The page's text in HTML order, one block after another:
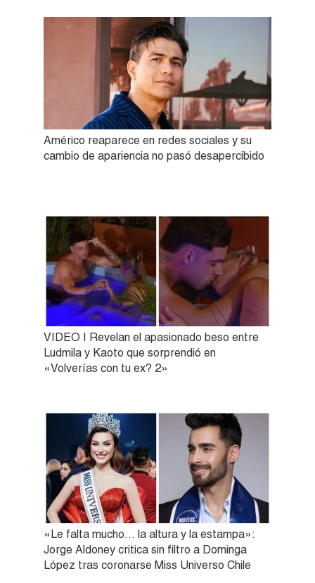
Américo reaparece en redes sociales y su
cambio de apariencia no pasó desapercibido
VIDEO | Revelan el apasionado beso entre
Ludmila y Kaoto que sorprendió en
«Volverías con tu ex? 2»
«Le falta mucho… la altura y la estampa»:
Jorge Aldoney critica sin filtro a Dominga
López tras coronarse Miss Universo Chile